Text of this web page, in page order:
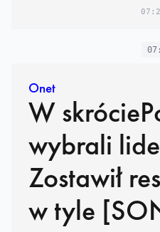
Onet
W
wybrali
Zostawił
w tyle